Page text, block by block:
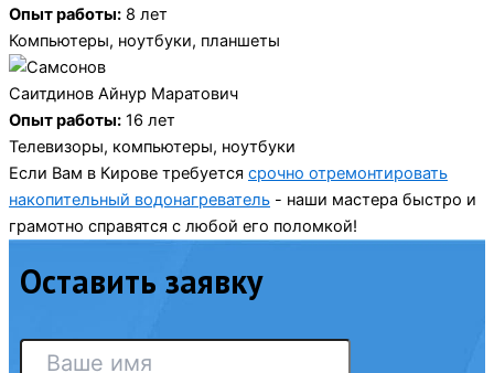
Опыт работы: 8 лет
Компьютеры, ноутбуки, планшеты
Саитдинов Айнур Маратович
Опыт работы: 16 лет
Телевизоры, компьютеры, ноутбуки
Если Вам в Кирове требуется срочно отремонтировать
накопительный водонагреватель - наши мастера быстро и
грамотно справятся с любой его поломкой!
Оставить заявку